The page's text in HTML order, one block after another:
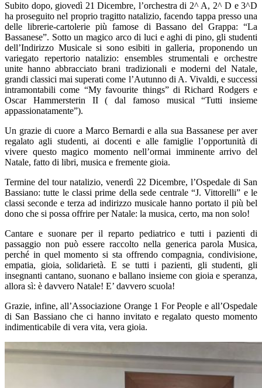
Subito dopo, giovedì 21 Dicembre, l’orchestra di 2^ A, 2^ D e 3^D
ha proseguito nel proprio tragitto natalizio, facendo tappa presso una
delle librerie-cartolerie più famose di Bassano del Grappa: “La
Bassanese”. Sotto un magico arco di luci e aghi di pino, gli studenti
dell’Indirizzo Musicale si sono esibiti in galleria, proponendo un
variegato repertorio natalizio: ensembles strumentali e orchestre
unite hanno abbracciato brani tradizionali e moderni del Natale,
grandi classici mai superati come l’Autunno di A. Vivaldi, e successi
intramontabili come “My favourite things” di Richard Rodgers e
Oscar Hammersterin II ( dal famoso musical “Tutti insieme
appassionatamente”).
Un grazie di cuore a Marco Bernardi e alla sua Bassanese per aver
regalato agli studenti, ai docenti e alle famiglie l’opportunità di
vivere questo magico momento nell’ormai imminente arrivo del
Natale, fatto di libri, musica e fremente gioia.
Termine del tour natalizio, venerdì 22 Dicembre, l’Ospedale di San
Bassiano: tutte le classi prime della sede centrale “J. Vittorelli” e le
classi seconde e terza ad indirizzo musicale hanno portato il più bel
dono che si possa offrire per Natale: la musica, certo, ma non solo!
Cantare e suonare per il reparto pediatrico e tutti i pazienti di
passaggio non può essere raccolto nella generica parola Musica,
perché in quel momento si sta offrendo compagnia, condivisione,
empatia, gioia, solidarietà.E se tutti i pazienti, gli studenti, gli
insegnanti cantano, suonano e ballano insieme con gioia e speranza,
allora sì: è davvero Natale! E’ davvero scuola!
Grazie, infine, all’Associazione Orange 1 For People e all’Ospedale
di San Bassiano che ci hanno invitato e regalato questo momento
indimenticabile di vera vita, vera gioia.